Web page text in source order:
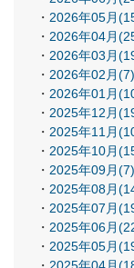
2026年05月
2026年04月
2026年03月
2026年02月(7)
2026年01月
2025年12月
2025年11月
2025年10月
2025年09月(7)
2025年08月
2025年07月
2025年06月
2025年05月